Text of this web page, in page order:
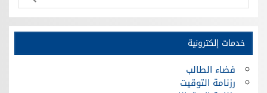
خدمات إلكترونية
فضاء الطالب
رزنامة التوقيت